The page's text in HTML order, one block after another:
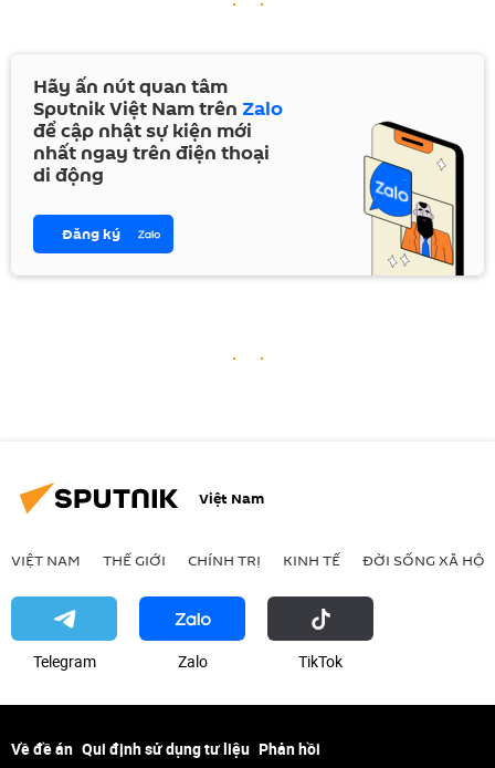
Hãy ấn nút quan tâm
Sputnik Việt Nam trên Zalo
để cập nhật sự kiện mới
nhất ngay trên điện thoại
di động
Đăng ký
Việt Nam
VIỆT NAM THẾ GIỚI CHÍNH TRỊ KINH TẾ ĐỜI SỐNG XÃ HỘI
Telegram Zalo ТikТоk
Về đề án Qui định sử dụng tư liệu Phản hồi